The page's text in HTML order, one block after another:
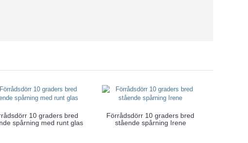
10 graders bred
spårning med runt glas
Förrådsdörr 10 graders bred
stående spårning Irene